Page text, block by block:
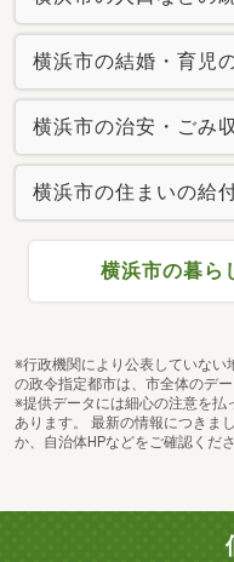
横浜市の結婚・育児
横浜市の治安・ごみ
横浜市の住まいの給
横浜市の暮ら
※行政機関により公表していな
の政令指定都市は、市全体のデ
※提供データには細心の注意を払
あります。 最新の情報につきま
か、自治体HPなどをご確認くださ